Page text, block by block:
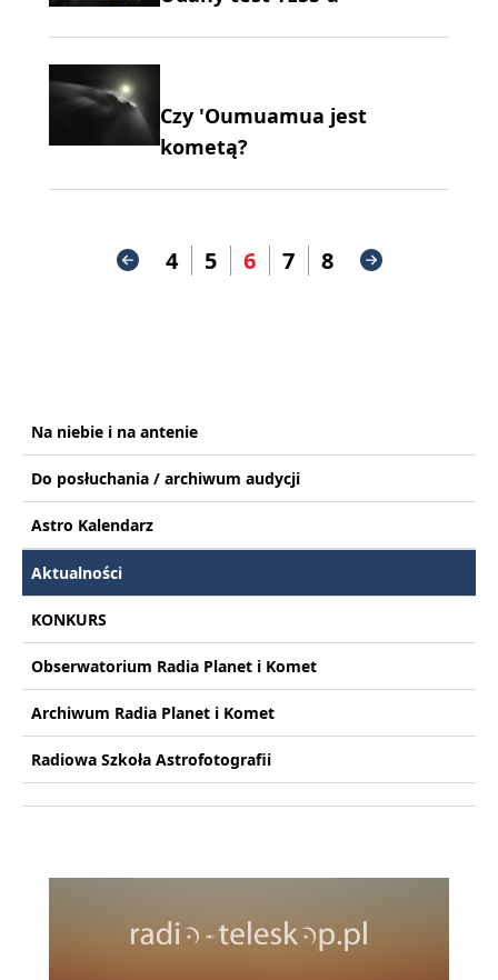
Czy 'Oumuamua jest
kometą?
4 5 6 7 8
Na niebie i na antenie
Do posłuchania / archiwum audycji
Astro Kalendarz
Aktualności
KONKURS
Obserwatorium Radia Planet i Komet
Archiwum Radia Planet i Komet
Radiowa Szkoła Astrofotografii